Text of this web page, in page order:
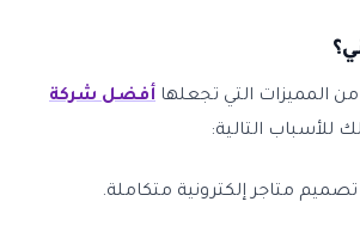
من المميزات التي تجعلها أفضل شركة
للأسباب التالية:
متاجر إلكترونية متكاملة.